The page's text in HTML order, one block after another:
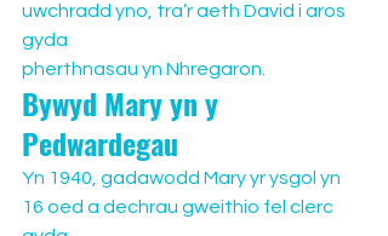
uwchradd yno, tra’r aeth David i aros
gyda
pherthnasau yn Nhregaron.
Bywyd Mary yn y
Pedwardegau
Yn 1940, gadawodd Mary yr ysgol yn
16 oed a dechrau gweithio fel clerc